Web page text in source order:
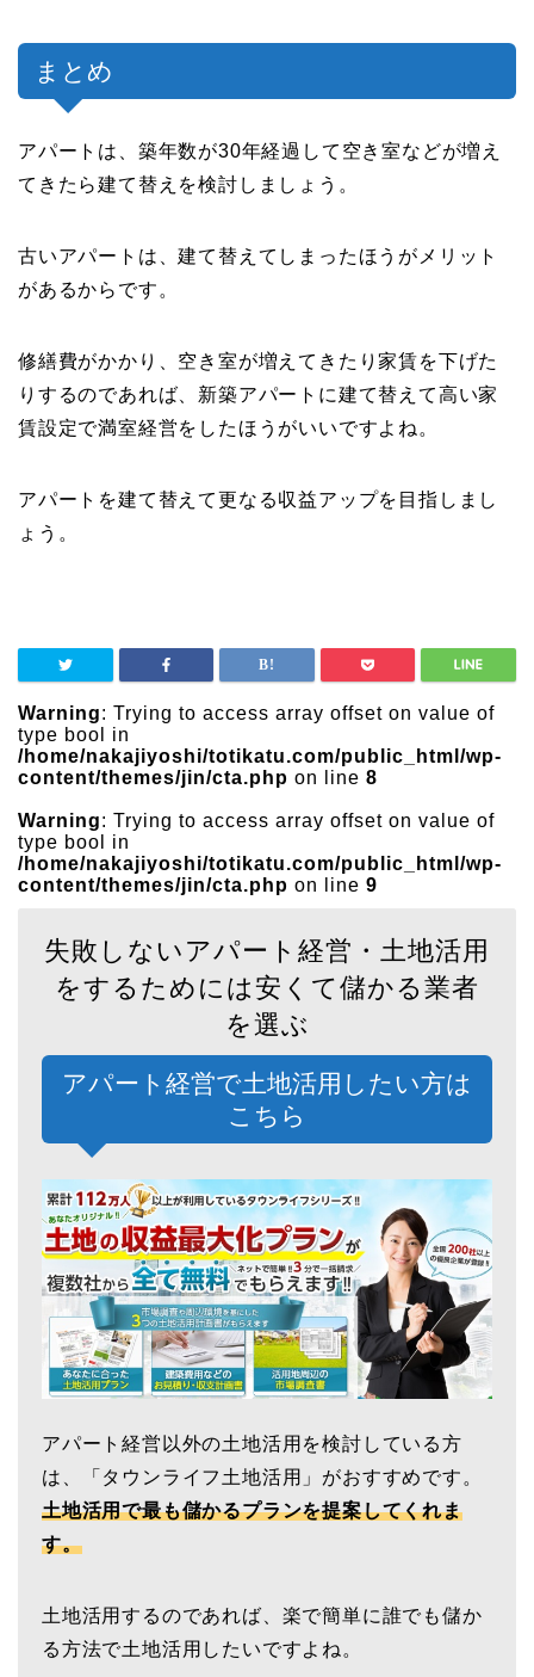
まとめ
アパートは、築年数が30年経過して空き室などが増え
てきたら建て替えを検討しましょう。
古いアパートは、建て替えてしまったほうがメリット
があるからです。
修繕費がかかり、空き室が増えてきたり家賃を下げた
りするのであれば、新築アパートに建て替えて高い家
賃設定で満室経営をしたほうがいいですよね。
アパートを建て替えて更なる収益アップを目指しまし
ょう。
Warning: Trying to access array offset on value of
type bool in
/home/nakajiyoshi/totikatu.com/public_html/wp-
content/themes/jin/cta.php on line 8
Warning: Trying to access array offset on value of
type bool in
/home/nakajiyoshi/totikatu.com/public_html/wp-
content/themes/jin/cta.php on line 9
失敗しないアパート経営・土地活用
をするためには安くて儲かる業者
を選ぶ
アパート経営で土地活用したい方は
こちら
アパート経営以外の土地活用を検討している方
は、「タウンライフ土地活用」がおすすめです。
土地活用で最も儲かるプランを提案してくれま
す。
土地活用するのであれば、楽で簡単に誰でも儲か
る方法で土地活用したいですよね。